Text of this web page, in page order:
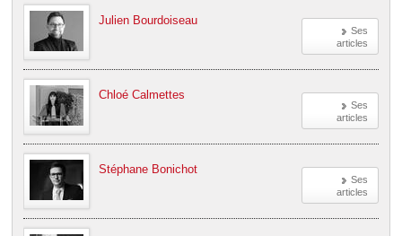
Ses
articles
Julien Bourdoiseau
Ses
articles
Chloé Calmettes
Ses
articles
Stéphane Bonichot